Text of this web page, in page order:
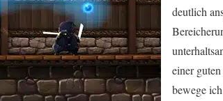
deutlich
einer
bewege